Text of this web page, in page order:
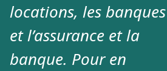
locations, les banques
et l’assurance et la
banque. Pour en